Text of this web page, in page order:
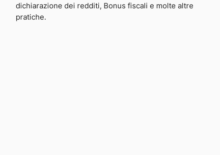
dichiarazione dei redditi, Bonus fiscali e molte altre
pratiche.